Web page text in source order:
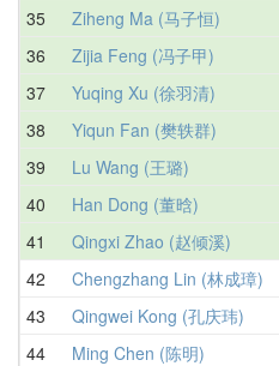
35
Ziheng Ma (马子恒)
36
Zijia Feng (冯子甲)
37
Yuqing Xu (徐羽清)
38
Yiqun Fan (樊轶群)
39
Lu Wang (王璐)
40
Han Dong (董晗)
41
Qingxi Zhao (赵倾溪)
42
Chengzhang Lin (林成璋)
43
Qingwei Kong (孔庆玮)
44
Ming Chen (陈明)